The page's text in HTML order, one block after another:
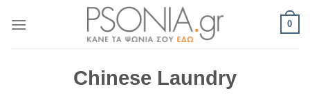
0
Chinese Laundry